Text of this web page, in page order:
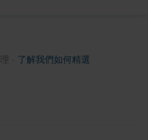
了解我們如何精選